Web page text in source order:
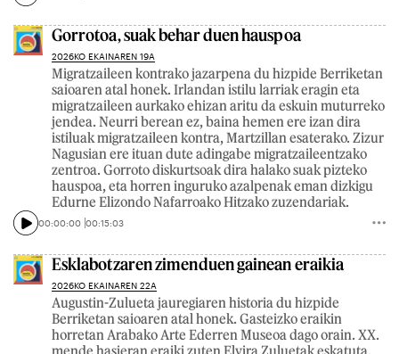
Gorrotoa, suak behar duen hauspoa
2026KO EKAINAREN 19A
Migratzaileen kontrako jazarpena du hizpide Berriketan
saioaren atal honek. Irlandan istilu larriak eragin eta
migratzaileen aurkako ehizan aritu da eskuin muturreko
jendea. Neurri berean ez, baina hemen ere izan dira
istiluak migratzaileen kontra, Martzillan esaterako. Zizur
Nagusian ere ituan dute adingabe migratzaileentzako
zentroa. Gorroto diskurtsoak dira halako suak pizteko
hauspoa, eta horren inguruko azalpenak eman dizkigu
Edurne Elizondo Nafarroako Hitzako zuzendariak.
00:00:00 00:15:03
Esklabotzaren zimenduen gainean eraikia
2026KO EKAINAREN 22A
Augustin-Zulueta jauregiaren historia du hizpide
Berriketan saioaren atal honek. Gasteizko eraikin
horretan Arabako Arte Ederren Museoa dago orain. XX.
mende hasieran eraiki zuten Elvira Zuluetak eskatuta.